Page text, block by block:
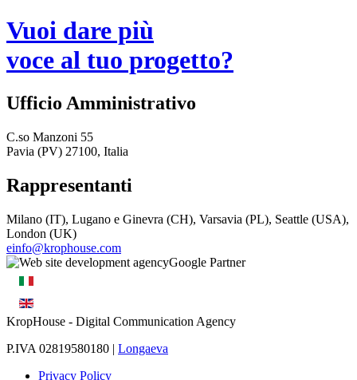
Vuoi dare più
voce al tuo progetto?
Ufficio Amministrativo
C.so Manzoni 55
Pavia (PV) 27100, Italia
Rappresentanti
Milano (IT), Lugano e Ginevra (CH), Varsavia (PL), Seattle (USA),
London (UK)
einfo@krophouse.com
KropHouse - Digital Communication Agency
P.IVA 02819580180 | Longaeva
Privacy Policy